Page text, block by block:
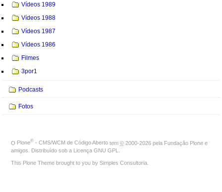
Vídeos 1989
Vídeos 1988
Vídeos 1987
Vídeos 1986
Filmes
3por1
Podcasts
Fotos
O Plone® - CMS/WCM de Código Aberto tem © 2000-2026 pela Fundação Plone e
amigos. Distribuído sob a
Licença GNU GPL
This Plone Theme brought to you by Simples Consultoria